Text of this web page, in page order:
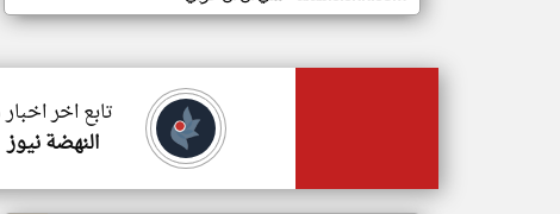
تابع اخر
النهضة نيوز